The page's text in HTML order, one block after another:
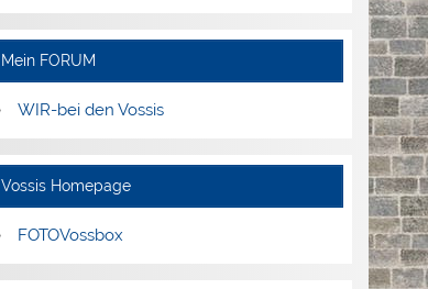
Mein FORUM
WIR-bei den Vossis
Vossis Homepage
FOTOVossbox